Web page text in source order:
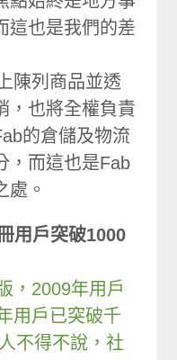
這也是我們的差
陳列商品並透
，也將全權負責
的倉儲及物流
，而這也是Fab
處。
用戶突破1000
，2009年用戶
用戶已突破千
不得不說，社